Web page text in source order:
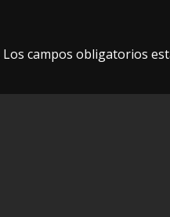
Los campos obligatorios